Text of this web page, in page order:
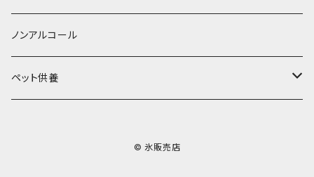
ドライアイス25ｋｇ
土鍋・土釜
一般土鍋
皿・椀・丼・小物
ノンアルコール
ペット供養
© 氷販売店